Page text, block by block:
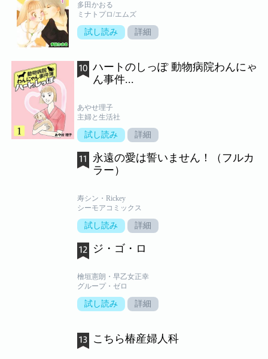
多田かおる
ミナトプロ/エムズ
試し読み 詳細
ハートのしっぽ 動物病院わんにゃ
ん事件...
あやせ理子
主婦と生活社
試し読み 詳細
永遠の愛は誓いません！（フルカ
ラー）
寿シン・Rickey
シーモアコミックス
試し読み 詳細
ジ・ゴ・ロ
檜垣憲朗・早乙女正幸
グループ・ゼロ
試し読み 詳細
こちら椿産婦人科